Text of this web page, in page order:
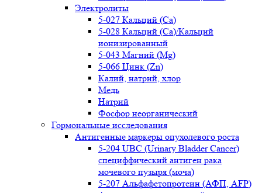
Электролиты
5-027 Кальций (Ca)
5-028 Кальций (Ca)/Кальций
ионизированный
5-043 Магний (Mg)
5-066 Цинк (Zn)
Калий, натрий, хлор
Медь
Натрий
Фосфор неорганический
Гормональные исследования
Антигенные маркеры опухолевого роста
5-204 UBC (Urinary Bladder Cancer)
специффический антиген рака
мочевого пузыря (моча)
5-207 Альфафетопротеин (АФП, AFP)